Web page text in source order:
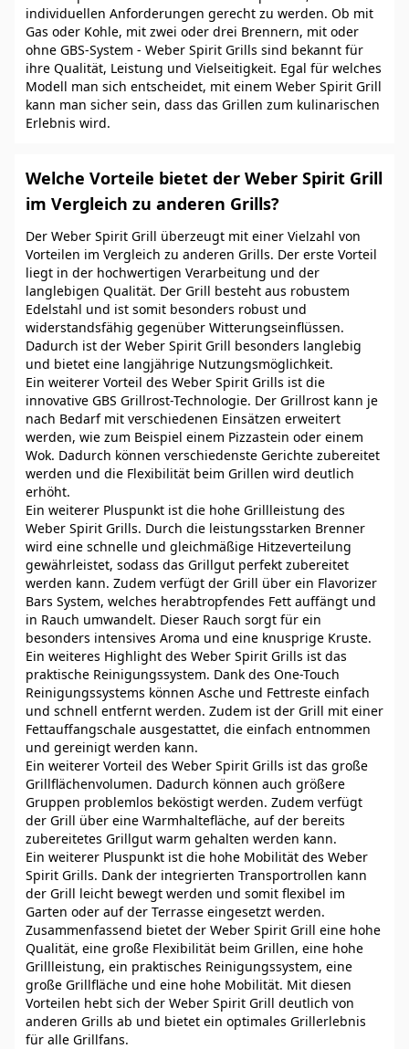
individuellen Anforderungen gerecht zu werden. Ob mit
Gas oder Kohle, mit zwei oder drei Brennern, mit oder
ohne GBS-System - Weber Spirit Grills sind bekannt für
ihre Qualität, Leistung und Vielseitigkeit. Egal für welches
Modell man sich entscheidet, mit einem Weber Spirit Grill
kann man sicher sein, dass das Grillen zum kulinarischen
Erlebnis wird.
Welche Vorteile bietet der Weber Spirit Grill
im Vergleich zu anderen Grills?
Der Weber Spirit Grill überzeugt mit einer Vielzahl von
Vorteilen im Vergleich zu anderen Grills. Der erste Vorteil
liegt in der hochwertigen Verarbeitung und der
langlebigen Qualität. Der Grill besteht aus robustem
Edelstahl und ist somit besonders robust und
widerstandsfähig gegenüber Witterungseinflüssen.
Dadurch ist der Weber Spirit Grill besonders langlebig
und bietet eine langjährige Nutzungsmöglichkeit.
Ein weiterer Vorteil des Weber Spirit Grills ist die
innovative GBS Grillrost-Technologie. Der Grillrost kann je
nach Bedarf mit verschiedenen Einsätzen erweitert
werden, wie zum Beispiel einem Pizzastein oder einem
Wok. Dadurch können verschiedenste Gerichte zubereitet
werden und die Flexibilität beim Grillen wird deutlich
erhöht.
Ein weiterer Pluspunkt ist die hohe Grillleistung des
Weber Spirit Grills. Durch die leistungsstarken Brenner
wird eine schnelle und gleichmäßige Hitzeverteilung
gewährleistet, sodass das Grillgut perfekt zubereitet
werden kann. Zudem verfügt der Grill über ein Flavorizer
Bars System, welches herabtropfendes Fett auffängt und
in Rauch umwandelt. Dieser Rauch sorgt für ein
besonders intensives Aroma und eine knusprige Kruste.
Ein weiteres Highlight des Weber Spirit Grills ist das
praktische Reinigungssystem. Dank des One-Touch
Reinigungssystems können Asche und Fettreste einfach
und schnell entfernt werden. Zudem ist der Grill mit einer
Fettauffangschale ausgestattet, die einfach entnommen
und gereinigt werden kann.
Ein weiterer Vorteil des Weber Spirit Grills ist das große
Grillflächenvolumen. Dadurch können auch größere
Gruppen problemlos beköstigt werden. Zudem verfügt
der Grill über eine Warmhaltefläche, auf der bereits
zubereitetes Grillgut warm gehalten werden kann.
Ein weiterer Pluspunkt ist die hohe Mobilität des Weber
Spirit Grills. Dank der integrierten Transportrollen kann
der Grill leicht bewegt werden und somit flexibel im
Garten oder auf der Terrasse eingesetzt werden.
Zusammenfassend bietet der Weber Spirit Grill eine hohe
Qualität, eine große Flexibilität beim Grillen, eine hohe
Grillleistung, ein praktisches Reinigungssystem, eine
große Grillfläche und eine hohe Mobilität. Mit diesen
Vorteilen hebt sich der Weber Spirit Grill deutlich von
anderen Grills ab und bietet ein optimales Grillerlebnis
für alle Grillfans.